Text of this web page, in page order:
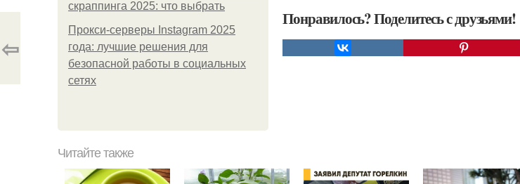
скраппинга 2025: что выбрать
Прокси-серверы Instagram 2025
года: лучшие решения для
безопасной работы в социальных
сетях
Понравилось? Поделитесь с друзьями!
⇦
Читайте также